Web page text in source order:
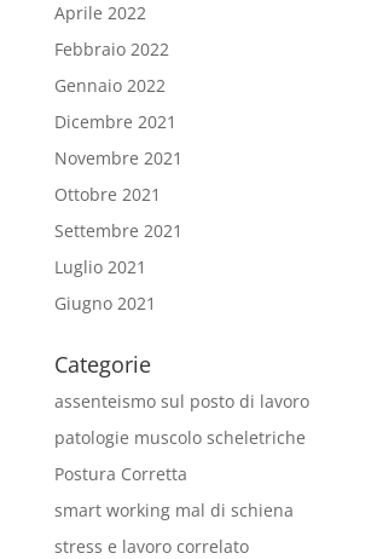
Aprile 2022
Febbraio 2022
Gennaio 2022
Dicembre 2021
Novembre 2021
Ottobre 2021
Settembre 2021
Luglio 2021
Giugno 2021
Categorie
assenteismo sul posto di lavoro
patologie muscolo scheletriche
Postura Corretta
smart working mal di schiena
stress e lavoro correlato